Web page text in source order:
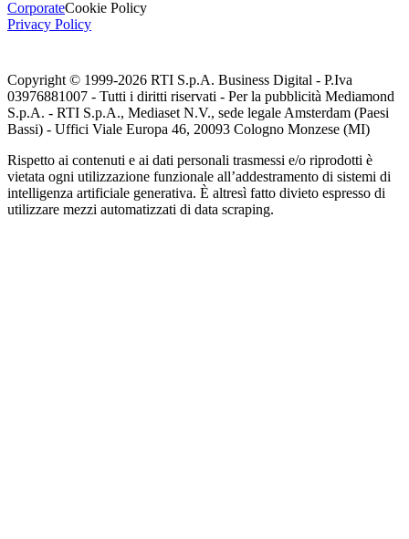
CorporateCookie Policy
Privacy Policy
Copyright © 1999-2026 RTI S.p.A. Business Digital - P.Iva
03976881007 - Tutti i diritti riservati - Per la pubblicità Mediamond
S.p.A. - RTI S.p.A., Mediaset N.V., sede legale Amsterdam (Paesi
Bassi) - Uffici Viale Europa 46, 20093 Cologno Monzese (MI)
Rispetto ai contenuti e ai dati personali trasmessi e/o riprodotti è
vietata ogni utilizzazione funzionale all’addestramento di sistemi di
intelligenza artificiale generativa. È altresì fatto divieto espresso di
utilizzare mezzi automatizzati di data scraping.